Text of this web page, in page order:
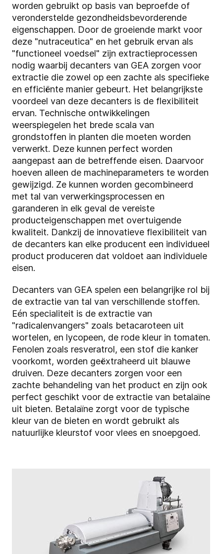
worden gebruikt op basis van beproefde of
veronderstelde gezondheidsbevorderende
eigenschappen. Door de groeiende markt voor
deze "nutraceutica" en het gebruik ervan als
"functioneel voedsel" zijn extractieprocessen
nodig waarbij decanters van GEA zorgen voor
extractie die zowel op een zachte als specifieke
en efficiënte manier gebeurt. Het belangrijkste
voordeel van deze decanters is de flexibiliteit
ervan. Technische ontwikkelingen
weerspiegelen het brede scala van
grondstoffen in planten die moeten worden
verwerkt. Deze kunnen perfect worden
aangepast aan de betreffende eisen. Daarvoor
hoeven alleen de machineparameters te worden
gewijzigd. Ze kunnen worden gecombineerd
met tal van verwerkingsprocessen en
garanderen in elk geval de vereiste
producteigenschappen met overtuigende
kwaliteit. Dankzij de innovatieve flexibiliteit van
de decanters kan elke producent een individueel
product produceren dat voldoet aan individuele
eisen.
Decanters van GEA spelen een belangrijke rol bij
de extractie van tal van verschillende stoffen.
Eén specialiteit is de extractie van
"radicalenvangers" zoals betacaroteen uit
wortelen, en lycopeen, de rode kleur in tomaten.
Fenolen zoals resveratrol, een stof die kanker
voorkomt, worden geëxtraheerd uit blauwe
druiven. Deze decanters zorgen voor een
zachte behandeling van het product en zijn ook
perfect geschikt voor de extractie van betalaïne
uit bieten. Betalaïne zorgt voor de typische
kleur van de bieten en wordt gebruikt als
natuurlijke kleurstof voor vlees en snoepgoed.